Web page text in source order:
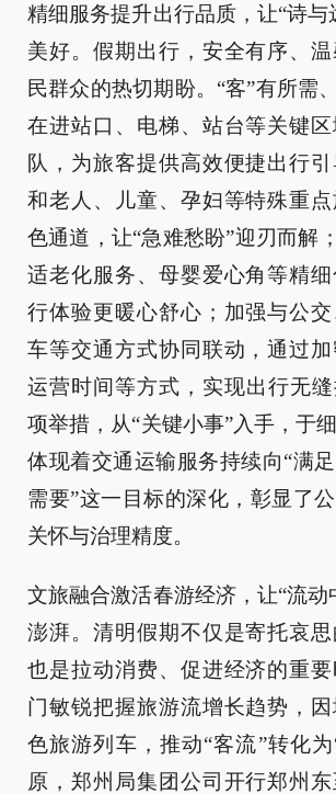
精细服务提升出行品质，让“诗与
美好。假期出行，安全有序、
民群众的热切期盼。“客”有所需
在进站口、电梯、站台等关键
队，为旅客提供高效便捷出行
和老人、儿童、孕妇等特殊重
色通道，让“急难愁盼”迎刃而解；
适老化服务、母婴爱心角等精
行体验更暖心舒心；加强与公交
车等交通方式协同联动，通过
运营时间等方式，实现出行无
项举措，从“关键小事”入手，于
体现着交通运输服务持续向“满
需要”这一目标的深化，彰显了
关怀与治理精度。
文旅融合激活春游经济，让“流动
澎湃。清明假期不仅是寄托哀思
也是拉动消费、促进经济的重
门敏锐把握旅游流增长趋势，
色旅游列车，推动“客流”转化
原，郑州局集团公司开行郑州